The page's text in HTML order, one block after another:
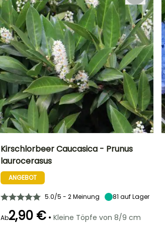
4 m
Kirschlorbeer Caucasica - Prunus
laurocerasus
ANGEBOT
5.0/5 - 2 Meinung 81 auf Lager
Ab2,90 € • Kleine Töpfe von 8/9 cm